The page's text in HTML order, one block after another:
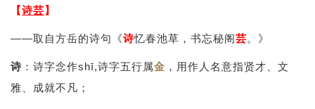
【诗芸】
——取自方岳的诗句《诗忆春池草，书忘秘阁芸。》
诗 ：诗字念作shī,诗字五行属金 ，用作人名意指贤才、文
雅、成就不凡；